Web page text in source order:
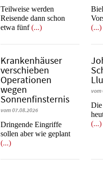
Teilweise werden
Reisende dann schon
etwa fünf(...)
(...)
Krankenhäuser
verschieben
Operationen
wegen
Sonnenfinsternis
vom 07.08.2026
Dringende Eingriffe
sollen aber wie geplant
(...)
vom
Die
(...)